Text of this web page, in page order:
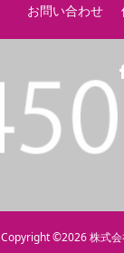
お問い合わせ
Copyright ©2026株式会